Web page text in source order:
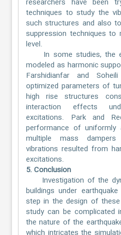
researchers have been
techniques to study the
such structures and also
suppression techniques to
level.
In some studies, the
modeled as harmonic
Farshidianfar and
optimized parameters of
high rise structures
interaction effects
excitations. Park and
performance of uniformly
multiple mass
vibrations resulted from
excitations.
5. Conclusion
Investigation of the
buildings under
step in the design of
study can be complicated
the nature of the